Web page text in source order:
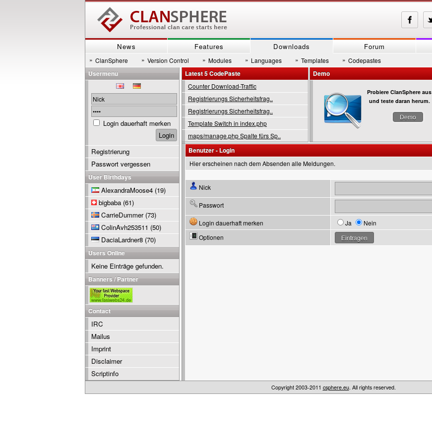
News Features Downloads Forum
» ClanSphere » Version Control » Modules » Languages » Templates » Codepastes
Latest 5 CodePaste
Counter Download-Traffic
Registrierungs Sicherheitsfrag..
Registrierungs Sicherheitsfrag..
Template Switch in index.php
maps/manage.php Spalte fürs Sp..
Demo
Probiere ClanSphere aus
und teste daran herum.
Demo
Benutzer - Login
Hier erscheinen nach dem Absenden alle Meldungen.
Nick
Passwort
Login dauerhaft merken Ja
Nein
Optionen
Usermenu
Login dauerhaft merken
Registrierung
Passwort vergessen
User Birthdays
AlexandraMoose4 (19)
bigbaba (61)
CarrieDummer(73)
ColinAvh253511 (50)
DaciaLardner8 (70)
Users Online
Keine Einträge gefunden.
Banners / Partner
Contact
IRC
Mailus
Imprint
Disclaimer
Scriptinfo
Copyright 2003-2011 csphere.eu. All rights reserved.